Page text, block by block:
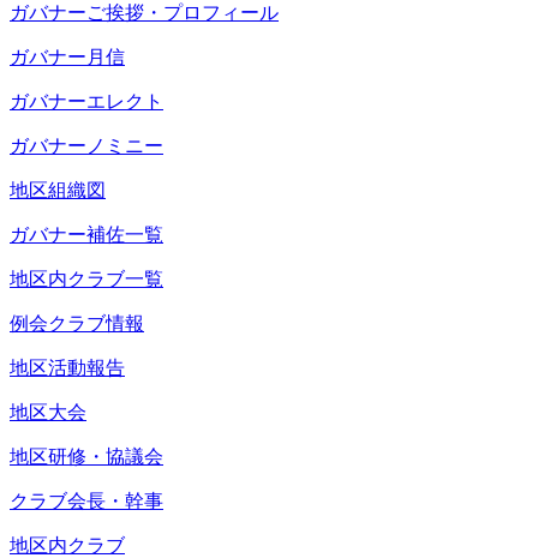
ガバナーご挨拶・プロフィール
ガバナー月信
ガバナーエレクト
ガバナーノミニー
地区組織図
ガバナー補佐一覧
地区内クラブ一覧
例会クラブ情報
地区活動報告
地区大会
地区研修・協議会
クラブ会長・幹事
地区内クラブ